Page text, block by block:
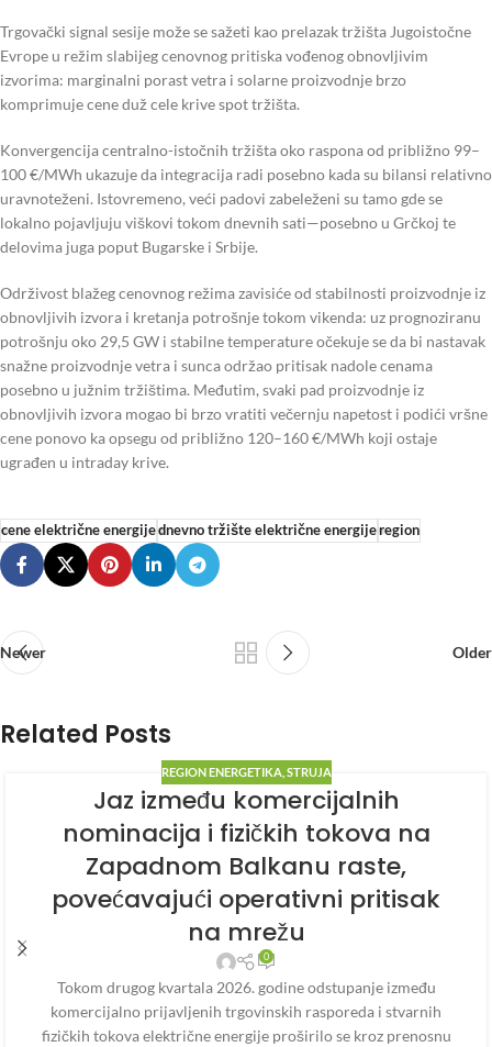
Trgovački signal sesije može se sažeti kao prelazak tržišta Jugoistočne
Evrope u režim slabijeg cenovnog pritiska vođenog obnovljivim
izvorima: marginalni porast vetra i solarne proizvodnje brzo
komprimuje cene duž cele krive spot tržišta.
Konvergencija centralno-istočnih tržišta oko raspona od približno 99–
100 €/MWh ukazuje da integracija radi posebno kada su bilansi relativno
uravnoteženi. Istovremeno, veći padovi zabeleženi su tamo gde se
lokalno pojavljuju viškovi tokom dnevnih sati—posebno u Grčkoj te
delovima juga poput Bugarske i Srbije.
Održivost blažeg cenovnog režima zavisiće od stabilnosti proizvodnje iz
obnovljivih izvora i kretanja potrošnje tokom vikenda: uz prognoziranu
potrošnju oko 29,5 GW i stabilne temperature očekuje se da bi nastavak
snažne proizvodnje vetra i sunca održao pritisak nadole cenama
posebno u južnim tržištima. Međutim, svaki pad proizvodnje iz
obnovljivih izvora mogao bi brzo vratiti večernju napetost i podići vršne
cene ponovo ka opsegu od približno 120–160 €/MWh koji ostaje
ugrađen u intraday krive.
cene električne energijednevno tržište električne energijeregion
Newer Older
Related Posts
REGION ENERGETIKA, STRUJA
Jaz između komercijalnih
nominacija i fizičkih tokova na
Zapadnom Balkanu raste,
povećavajući operativni pritisak
na mrežu
0
Tokom drugog kvartala 2026. godine odstupanje između
komercijalno prijavljenih trgovinskih rasporeda i stvarnih
fizičkih tokova električne energije proširilo se kroz prenosnu